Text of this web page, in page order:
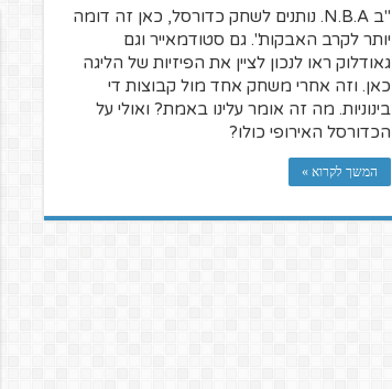
"ב N.B.A. נותנים לשחק כדורסל, כאן זה דומה
יותר לקרב האבקות". גם סטודמאייר וגם
גאודלוק ראו לנכון לציין את הפיזיות של הליגה
כאן. וזה אחרי משחק אחד מול קבוצות די
בינוניות. מה זה אומר עלינו באמת? ואולי על
הכדורסל האירופי כולו?
המשך לקרוא »